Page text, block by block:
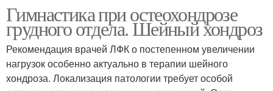
Гимнастика при остеохондрозе
грудного отдела. Шейный хондроз
Рекомендация врачей ЛФК о постепенном увеличении
нагрузок особенно актуально в терапии шейного
хондроза. Локализация патологии требует особой